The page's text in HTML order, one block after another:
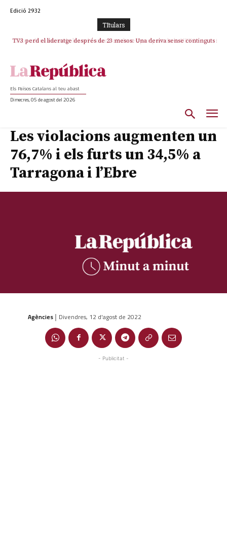
Edició 2932
TItulars
TV3 perd el lideratge després de 23 mesos: Una deriva sense continguts i
Els Països Catalans al teu abast
Dimecres, 05 de agost del 2026
Les violacions augmenten un
76,7% i els furts un 34,5% a
Tarragona i l’Ebre
Agències | Divendres, 12 d'agost de 2022
- Publicitat -